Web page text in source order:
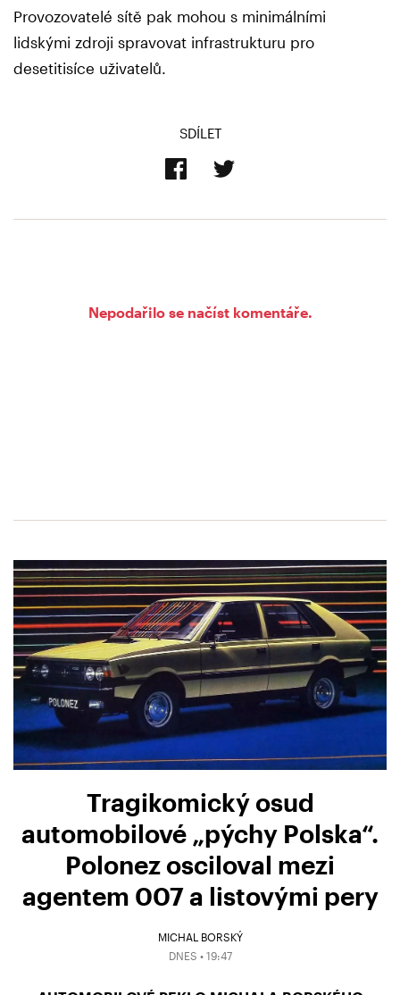
Provozovatelé sítě pak mohou s minimálními
lidskými zdroji spravovat infrastrukturu pro
desetitisíce uživatelů.
SDÍLET
Nepodařilo se načíst komentáře.
Tragikomický osud
automobilové „pýchy Polska“.
Polonez osciloval mezi
agentem 007 a listovými pery
MICHAL BORSKÝ
DNES • 19:47